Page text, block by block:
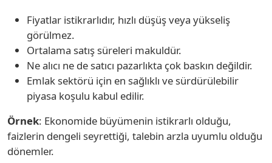
Fiyatlar istikrarlıdır, hızlı düşüş veya yükseliş
görülmez.
Ortalama satış süreleri makuldür.
Ne alıcı ne de satıcı pazarlıkta çok baskın değildir.
Emlak sektörü için en sağlıklı ve sürdürülebilir
piyasa koşulu kabul edilir.
Örnek: Ekonomide büyümenin istikrarlı olduğu,
faizlerin dengeli seyrettiği, talebin arzla uyumlu olduğu
dönemler.